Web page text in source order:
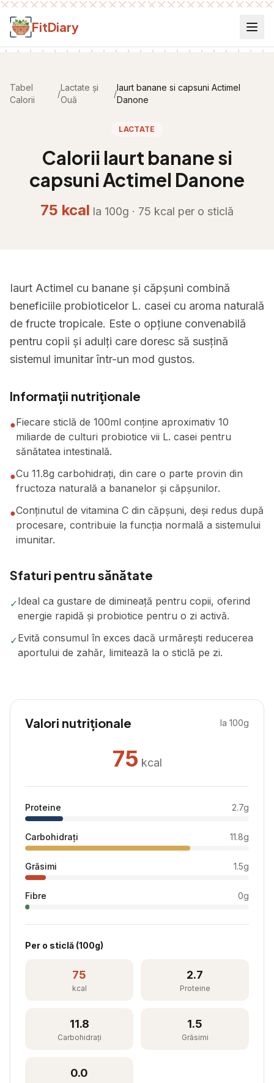
Salt la conținut
FitDiary
Tabel
Calorii
/
Lactate și
Ouă
/
Iaurt banane si capsuni Actimel
Danone
LACTATE
Calorii Iaurt banane si
capsuni Actimel Danone
75 kcal la 100g · 75 kcal per o sticlă
Iaurt Actimel cu banane și căpșuni combină
beneficiile probioticelor L. casei cu aroma naturală
de fructe tropicale. Este o opțiune convenabilă
pentru copii și adulți care doresc să susțină
sistemul imunitar într-un mod gustos.
Informații nutriționale
●Fiecare sticlă de 100ml conține aproximativ 10
miliarde de culturi probiotice vii L. casei pentru
sănătatea intestinală.
●Cu 11.8g carbohidrați, din care o parte provin din
fructoza naturală a bananelor și căpșunilor.
●Conținutul de vitamina C din căpșuni, deși redus după
procesare, contribuie la funcția normală a sistemului
imunitar.
Sfaturi pentru sănătate
✓Ideal ca gustare de dimineață pentru copii, oferind
energie rapidă și probiotice pentru o zi activă.
✓Evită consumul în exces dacă urmărești reducerea
aportului de zahăr, limitează la o sticlă pe zi.
Valori nutriționale la 100g
75 kcal
Proteine 2.7g
Carbohidrați 11.8g
Grăsimi 1.5g
Fibre 0g
Per o sticlă (100g)
75
kcal
2.7
Proteine
11.8
Carbohidrați
1.5
Grăsimi
0.0